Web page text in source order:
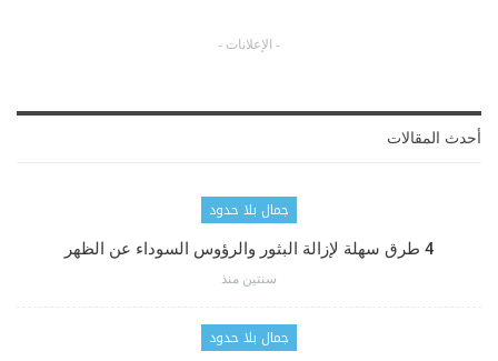
- الإعلانات -
أحدث المقالات
جمال بلا حدود
4 طرق سهلة لإزالة البثور والرؤوس السوداء عن الظهر
سنتين منذ
جمال بلا حدود